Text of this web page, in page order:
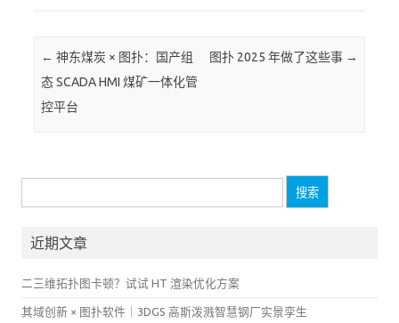
Post navigation
← 神东煤炭 × 图扑：国产组
态 SCADA HMI 煤矿一体化管
控平台
图扑 2025 年做了这些事 →
索：
近期文章
二三维拓扑图卡顿？试试 HT 渲染优化方案
其域创新 × 图扑软件｜3DGS 高斯泼溅智慧钢厂实景孪生